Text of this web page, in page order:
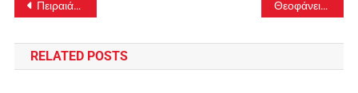
άρθρων
Πειραιάς: Όσο ζούμε ο Σταυρός θα αγιάζει πάντα τα ύδατα μας… Θεοφάνεια 2021: Τεμενάδες στους καναλάρχες, ψευτομαγκιές στους ιερείς και τους πιστούς!
RELATED POSTS